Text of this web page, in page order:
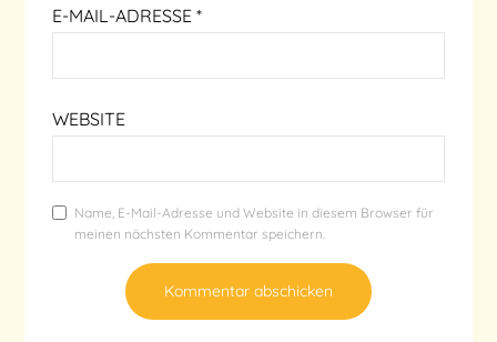
E-MAIL-ADRESSE*
WEBSITE
Name, E-Mail-Adresse und Website in diesem Browser für
meinen nächsten Kommentar speichern.